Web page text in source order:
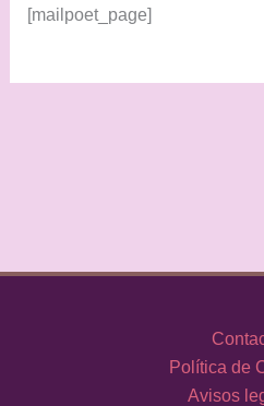
[mailpoet_page]
Política de
Avisos